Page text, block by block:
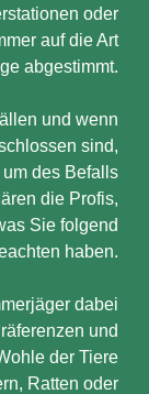
oder
auf die Art
abgestimmt.
und wenn
sind,
des Befalls
die Profis,
Sie folgend
haben.
dabei
und
der Tiere
Ratten oder